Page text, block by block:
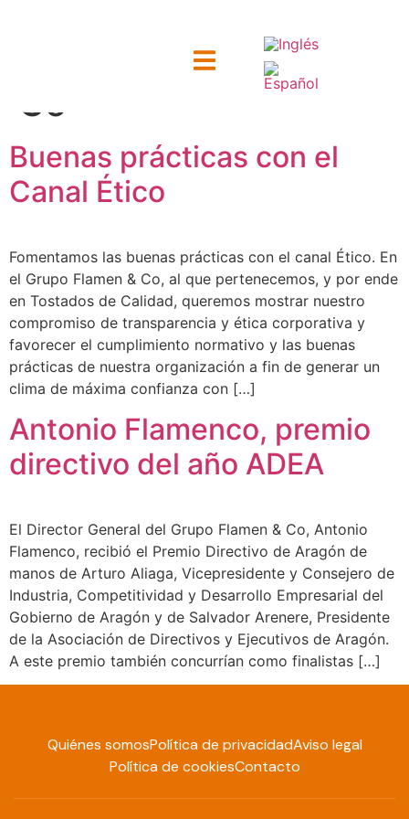
Categoría:Flamen &
Co
Buenas prácticas con el
Canal Ético
Fomentamos las buenas prácticas con el canal Ético. En
el Grupo Flamen & Co, al que pertenecemos, y por ende
en Tostados de Calidad, queremos mostrar nuestro
compromiso de transparencia y ética corporativa y
favorecer el cumplimiento normativo y las buenas
prácticas de nuestra organización a fin de generar un
clima de máxima confianza con […]
Antonio Flamenco, premio
directivo del año ADEA
El Director General del Grupo Flamen & Co, Antonio
Flamenco, recibió el Premio Directivo de Aragón de
manos de Arturo Aliaga, Vicepresidente y Consejero de
Industria, Competitividad y Desarrollo Empresarial del
Gobierno de Aragón y de Salvador Arenere, Presidente
de la Asociación de Directivos y Ejecutivos de Aragón.
A este premio también concurrían como finalistas […]
Quiénes somosPolítica de privacidadAviso legal
Política de cookiesContacto